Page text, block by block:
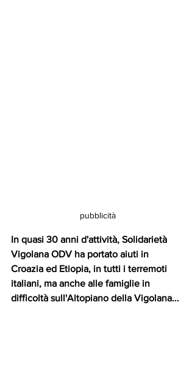
pubblicità
In quasi 30 anni d'attività, Solidarietà
Vigolana ODV ha portato aiuti in
Croazia ed Etiopia, in tutti i terremoti
italiani, ma anche alle famiglie in
difficoltà sull'Altopiano della Vigolana...